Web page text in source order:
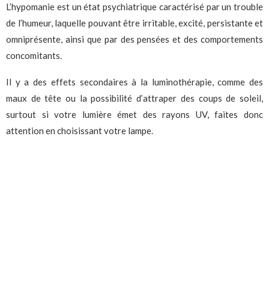
L’hypomanie est un état psychiatrique caractérisé par un trouble
de l’humeur, laquelle pouvant être irritable, excité, persistante et
omniprésente, ainsi que par des pensées et des comportements
concomitants.
Il y a des effets secondaires à la luminothérapie, comme des
maux de tête ou la possibilité d’attraper des coups de soleil,
surtout si votre lumière émet des rayons UV, faites donc
attention en choisissant votre lampe.